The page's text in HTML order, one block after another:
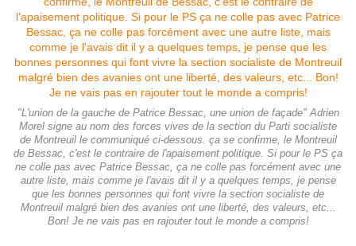
"L'union de la gauche de Patrice Bessac, une union de façade" Adrien
Morel signe au nom des forces vives de la section du Parti socialiste
de Montreuil le communiqué ci-dessous. ça se confirme, le Montreuil
de Bessac, c'est le contraire de l'apaisement politique. Si pour le PS ça
ne colle pas avec Patrice Bessac, ça ne colle pas forcément avec une
autre liste, mais comme je l'avais dit il y a quelques temps, je pense
que les bonnes personnes qui font vivre la section socialiste de
Montreuil malgré bien des avanies ont une liberté, des valeurs, etc...
Bon! Je ne vais pas en rajouter tout le monde a compris!